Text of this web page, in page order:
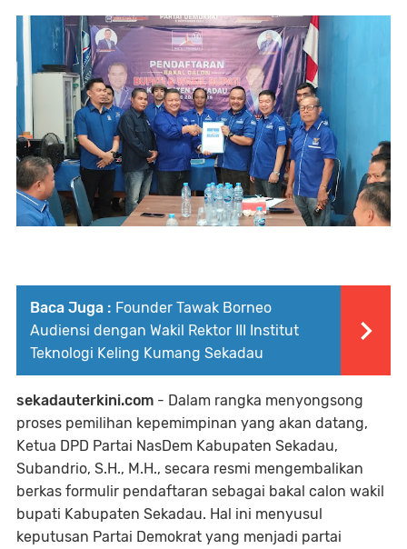
Baca Juga : Founder Tawak Borneo
Audiensi dengan Wakil Rektor III Institut
Teknologi Keling Kumang Sekadau
sekadauterkini.com - Dalam rangka menyongsong
proses pemilihan kepemimpinan yang akan datang,
Ketua DPD Partai NasDem Kabupaten Sekadau,
Subandrio, S.H., M.H., secara resmi mengembalikan
berkas formulir pendaftaran sebagai bakal calon wakil
bupati Kabupaten Sekadau. Hal ini menyusul
keputusan Partai Demokrat yang menjadi partai